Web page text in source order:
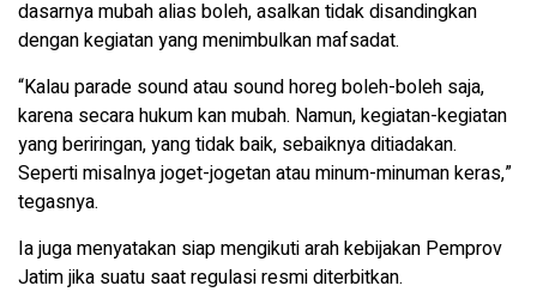
dasarnya mubah alias boleh, asalkan tidak disandingkan
dengan kegiatan yang menimbulkan mafsadat.
“Kalau parade sound atau sound horeg boleh-boleh saja,
karena secara hukum kan mubah. Namun, kegiatan-kegiatan
yang beriringan, yang tidak baik, sebaiknya ditiadakan.
Seperti misalnya joget-jogetan atau minum-minuman keras,”
tegasnya.
Ia juga menyatakan siap mengikuti arah kebijakan Pemprov
Jatim jika suatu saat regulasi resmi diterbitkan.